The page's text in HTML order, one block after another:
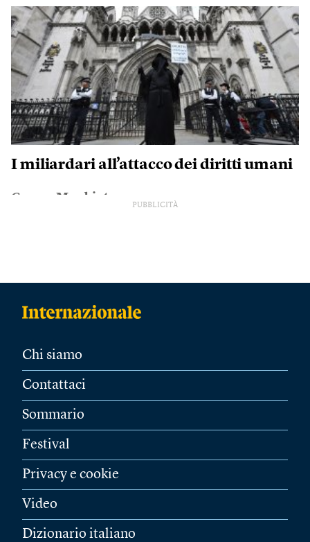
I miliardari all’attacco dei diritti umani
George Monbiot
PUBBLICITÀ
Chi siamo
Contattaci
Sommario
Festival
Privacy e cookie
Video
Dizionario italiano